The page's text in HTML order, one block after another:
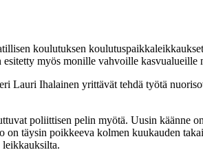
koulutuksen
myös monille vahvoille kasvualueille
Lauri Ihalainen yrittävät tehdä työtä
poliittisen pelin myötä. Uusin käänne
täysin poikkeeva kolmen kuukauden
leikkauksilta.